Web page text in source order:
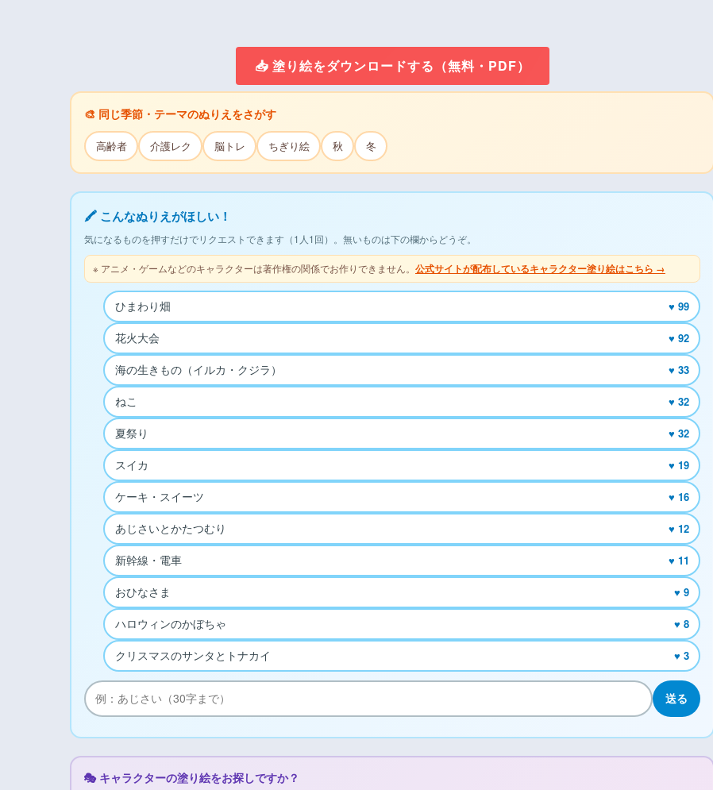
📥 塗り絵をダウンロードする（無料・PDF）
🎨 同じ季節・テーマのぬりえをさがす
高齢者 介護レク 脳トレ ちぎり絵 秋 冬
🖍 こんなぬりえがほしい！
気になるものを押すだけでリクエストできます（1人1回）。無いものは下の欄からどうぞ。
※ アニメ・ゲームなどのキャラクターは著作権の関係でお作りできません。 公式サイトが配布しているキャラクター塗り絵はこちら →
ひまわり畑 ♥ 99
花火大会 ♥ 92
海の生きもの（イルカ・クジラ） ♥ 33
ねこ ♥ 32
夏祭り ♥ 32
スイカ ♥ 19
ケーキ・スイーツ ♥ 16
あじさいとかたつむり ♥ 12
新幹線・電車 ♥ 11
おひなさま ♥ 9
ハロウィンのかぼちゃ ♥ 8
クリスマスのサンタとトナカイ ♥ 3
送る
🎭 キャラクターの塗り絵をお探しですか？